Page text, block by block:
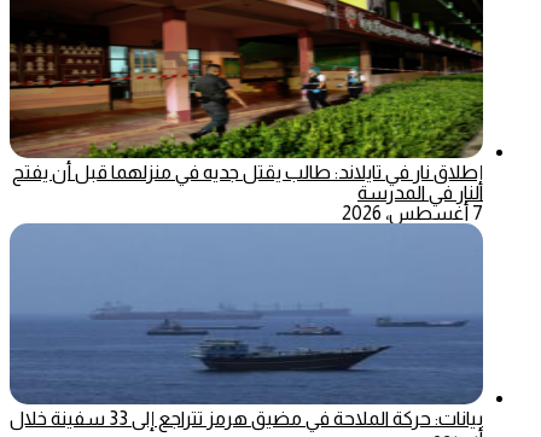
إطلاق نار في تايلاند: طالب يقتل جديه في منزلهما قبل أن يفتح
النار في المدرسة
7 أغسطس، 2026
بيانات: حركة الملاحة في مضيق هرمز تتراجع إلى 33 سفينة خلال